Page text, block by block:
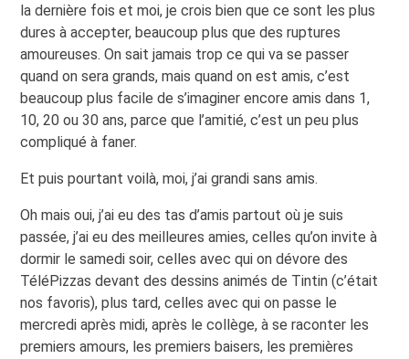
la dernière fois et moi, je crois bien que ce sont les plus
dures à accepter, beaucoup plus que des ruptures
amoureuses. On sait jamais trop ce qui va se passer
quand on sera grands, mais quand on est amis, c’est
beaucoup plus facile de s’imaginer encore amis dans 1,
10, 20 ou 30 ans, parce que l’amitié, c’est un peu plus
compliqué à faner.
Et puis pourtant voilà, moi, j’ai grandi sans amis.
Oh mais oui, j’ai eu des tas d’amis partout où je suis
passée, j’ai eu des meilleures amies, celles qu’on invite à
dormir le samedi soir, celles avec qui on dévore des
TéléPizzas devant des dessins animés de Tintin (c’était
nos favoris), plus tard, celles avec qui on passe le
mercredi après midi, après le collège, à se raconter les
premiers amours, les premiers baisers, les premières